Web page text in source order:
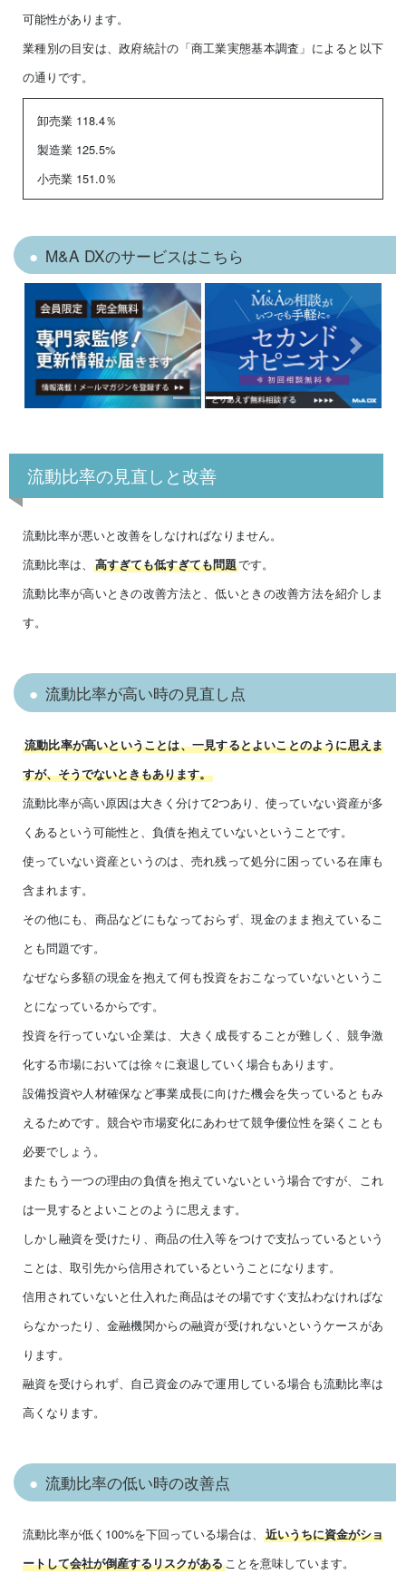
可能性があります。
業種別の目安は、政府統計の「商工業実態基本調査」によると以下
の通りです。
卸売業 118.4％
製造業 125.5%
小売業 151.0％
M&A DXのサービスはこちら
Previous Next
流動比率の見直しと改善
流動比率が悪いと改善をしなければなりません。
流動比率は、
高すぎても低すぎても問題です。
流動比率が高いときの改善方法と、低いときの改善方法を紹介しま
す。
流動比率が高い時の見直し点
流動比率が高いということは、一見するとよいことのように思えま
すが、そうでないときもあります。
流動比率が高い原因は大きく分けて2つあり、使っていない資産が多
くあるという可能性と、負債を抱えていないということです。
使っていない資産というのは、売れ残って処分に困っている在庫も
含まれます。
その他にも、商品などにもなっておらず、現金のまま抱えているこ
とも問題です。
なぜなら多額の現金を抱えて何も投資をおこなっていないというこ
とになっているからです。
投資を行っていない企業は、大きく成長することが難しく、競争激
化する市場においては徐々に衰退していく場合もあります。
設備投資や人材確保など事業成長に向けた機会を失っているともみ
えるためです。競合や市場変化にあわせて競争優位性を築くことも
必要でしょう。
またもう一つの理由の負債を抱えていないという場合ですが、これ
は一見するとよいことのように思えます。
しかし融資を受けたり、商品の仕入等をつけで支払っているという
ことは、取引先から信用されているということになります。
信用されていないと仕入れた商品はその場ですぐ支払わなければな
らなかったり、金融機関からの融資が受けれないというケースがあ
ります。
融資を受けられず、自己資金のみで運用している場合も流動比率は
高くなります。
流動比率の低い時の改善点
流動比率が低く100%を下回っている場合は、
近いうちに資金がショ
ートして会社が倒産するリスクがあることを意味しています。